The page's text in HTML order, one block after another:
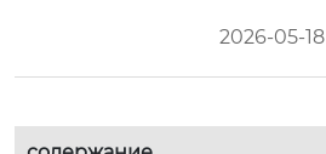
2026-05-18